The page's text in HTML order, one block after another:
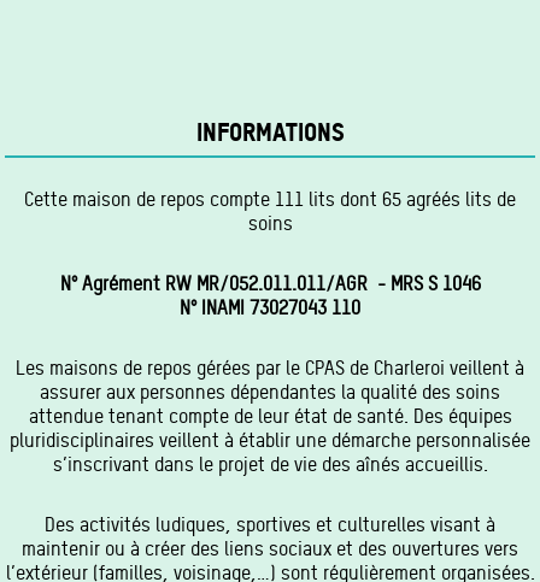
INFORMATIONS
Cette maison de repos compte 111 lits dont 65 agréés lits de
soins
N° Agrément RW MR/052.011.011/AGR - MRS S 1046
N° INAMI 73027043 110
Les maisons de repos gérées par le CPAS de Charleroi veillent à
assurer aux personnes dépendantes la qualité des soins
attendue tenant compte de leur état de santé. Des équipes
pluridisciplinaires veillent à établir une démarche personnalisée
s’inscrivant dans le projet de vie des aînés accueillis.
Des activités ludiques, sportives et culturelles visant à
maintenir ou à créer des liens sociaux et des ouvertures vers
l’extérieur (familles, voisinage,…) sont régulièrement organisées.